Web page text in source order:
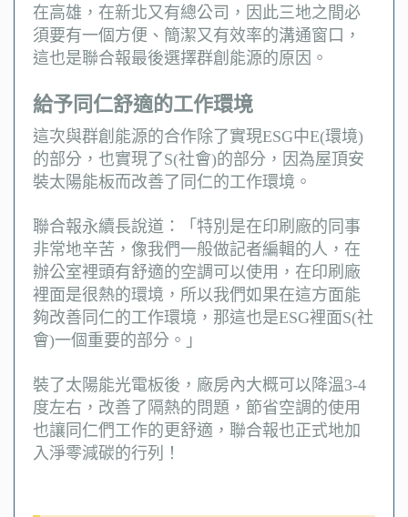
在高雄，在新北又有總公司，因此三地之間必
須要有一個方便、簡潔又有效率的溝通窗口，
這也是聯合報最後選擇群創能源的原因。
給予同仁舒適的工作環境
這次與群創能源的合作除了實現ESG中E(環境)
的部分，也實現了S(社會)的部分，因為屋頂安
裝太陽能板而改善了同仁的工作環境。
聯合報永續長說道：「特別是在印刷廠的同事
非常地辛苦，像我們一般做記者編輯的人，在
辦公室裡頭有舒適的空調可以使用，在印刷廠
裡面是很熱的環境，所以我們如果在這方面能
夠改善同仁的工作環境，那這也是ESG裡面S(社
會)一個重要的部分。」
裝了太陽能光電板後，廠房內大概可以降溫3-4
度左右，改善了隔熱的問題，節省空調的使用
也讓同仁們工作的更舒適，聯合報也正式地加
入淨零減碳的行列！